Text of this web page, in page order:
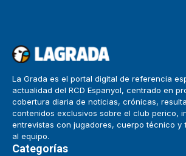
La Grada es el portal digital de referencia
actualidad del RCD Espanyol, centrado en
cobertura diaria de noticias, crónicas,
contenidos exclusivos sobre el club perico,
entrevistas con jugadores, cuerpo técnico y
al equipo.
Categorías